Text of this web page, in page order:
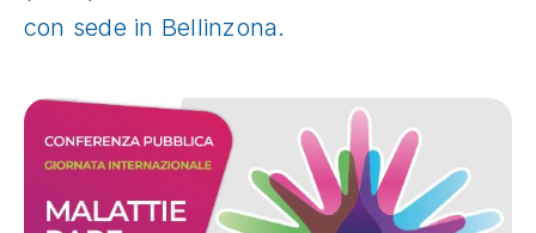
con sede in Bellinzona.